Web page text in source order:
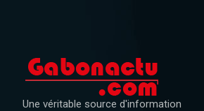
Une véritable source d'information